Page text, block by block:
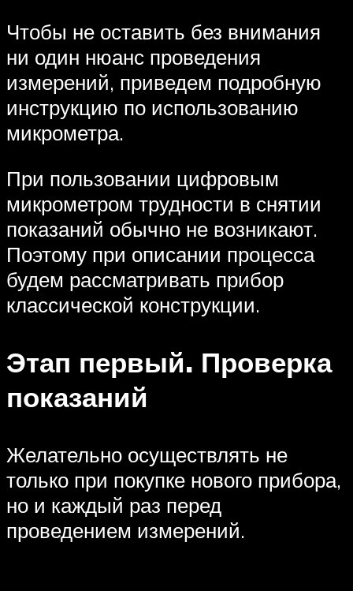
Чтобы не оставить без внимания
ни один нюанс проведения
измерений, приведем подробную
инструкцию по использованию
микрометра.
При пользовании цифровым
микрометром трудности в снятии
показаний обычно не возникают.
Поэтому при описании процесса
будем рассматривать прибор
классической конструкции.
Этап первый. Проверка
показаний
Желательно осуществлять не
только при покупке нового прибора,
но и каждый раз перед
проведением измерений.